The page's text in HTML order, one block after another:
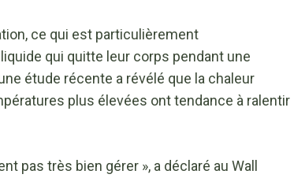
ce qui est particulièrement
qui quitte leur corps pendant une
étude récente a révélé que la chaleur
plus élevées ont tendance à ralentir
pas très bien gérer », a déclaré au Wall